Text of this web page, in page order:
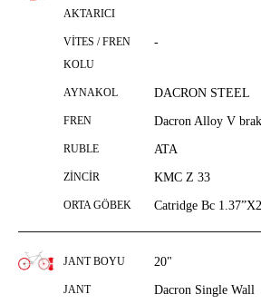
AKTARICI
VİTES / FREN
KOLU
-
AYNAKOL DACRON STEEL
FREN Dacron Alloy V
RUBLE ATA
ZİNCİR KMC Z 33
ORTA GÖBEK Catridge Bc
JANT BOYU 20"
JANT Dacron Single Wall